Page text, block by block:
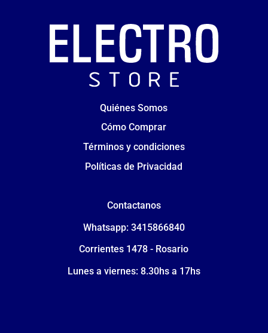
Quiénes Somos
Cómo Comprar
Términos y condiciones
Políticas de Privacidad
Contactanos
Whatsapp: 3415866840
Corrientes 1478 - Rosario
Lunes a viernes: 8.30hs a 17hs